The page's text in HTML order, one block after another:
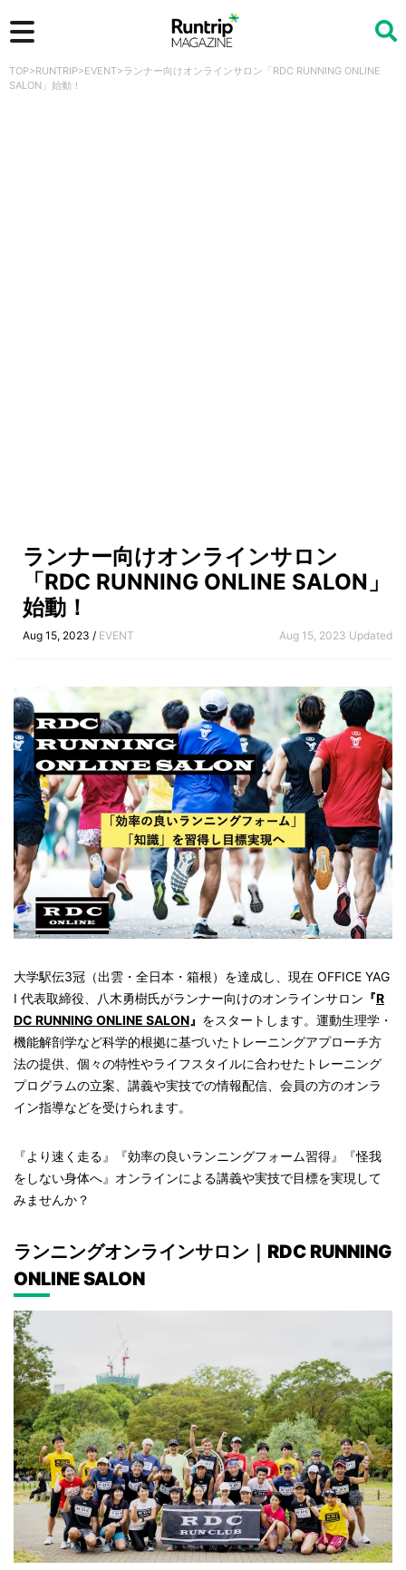
TOP>RUNTRIP>EVENT>ランナー向けオンラインサロン「RDC RUNNING ONLINE
SALON」始動！
ランナー向けオンラインサロン
「RDC RUNNING ONLINE SALON」
始動！
Aug 15, 2023 / EVENT Aug 15, 2023 Updated
大学駅伝3冠（出雲・全日本・箱根）を達成し、現在 OFFICE YAG
I 代表取締役、八木勇樹氏がランナー向けのオンラインサロン 『R
DC RUNNING ONLINE SALON』 をスタートします。運動生理学・
機能解剖学など科学的根拠に基づいたトレーニングアプローチ方
法の提供、個々の特性やライフスタイルに合わせたトレーニング
プログラムの立案、講義や実技での情報配信、会員の方のオンラ
イン指導などを受けられます。
『より速く走る』『効率の良いランニングフォーム習得』『怪我
をしない身体へ』オンラインによる講義や実技で目標を実現して
みませんか？
ランニングオンラインサロン｜RDC RUNNING
ONLINE SALON